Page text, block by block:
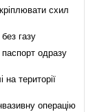
схил
газу
одразу
території
операцію